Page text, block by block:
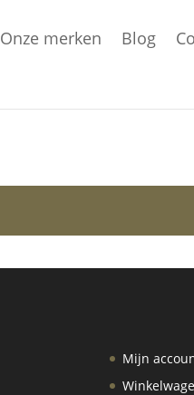
Onze merken Blog
Mijn